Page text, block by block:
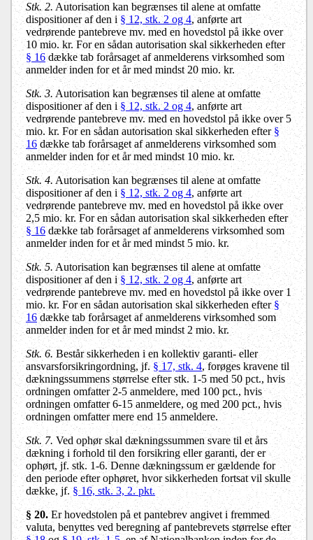
Stk. 2. Autorisation kan begrænses til alene at omfatte
dispositioner af den i§ 12, stk. 2 og 4, anførte art
vedrørende pantebreve mv. med en hovedstol på ikke over
10 mio. kr. For en sådan autorisation skal sikkerheden efter
§ 16dække tab forårsaget af anmelderens virksomhed som
anmelder inden for et år med mindst 20 mio. kr.
Stk. 3.Autorisation kan begrænses til alene at omfatte
dispositioner af den i§ 12, stk. 2 og 4, anførte art
vedrørende pantebreve mv. med en hovedstol på ikke over 5
mio. kr. For en sådan autorisation skal sikkerheden efter §
16 dække tab forårsaget af anmelderens virksomhed som
anmelder inden for et år med mindst 10 mio. kr.
Stk. 4. Autorisation kan begrænses til alene at omfatte
dispositioner af den i§ 12, stk. 2 og 4, anførte art
vedrørende pantebreve mv. med en hovedstol på ikke over
2,5 mio. kr. For en sådan autorisation skal sikkerheden efter
§ 16dække tab forårsaget af anmelderens virksomhed som
anmelder inden for et år med mindst 5 mio. kr.
Stk. 5.Autorisation kan begrænses til alene at omfatte
dispositioner af den i§ 12, stk. 2 og 4, anførte art
vedrørende pantebreve mv. med en hovedstol på ikke over 1
mio. kr. For en sådan autorisation skal sikkerheden efter§
16dække tab forårsaget af anmelderens virksomhed som
anmelder inden for et år med mindst 2 mio. kr.
Stk. 6. Består sikkerheden i en kollektiv garanti- eller
ansvarsforsikringordning, jf. § 17, stk. 4, forøges kravene til
dækningssummens størrelse efter stk. 1-5 med 50 pct., hvis
ordningen omfatter 2-5 anmeldere, med 100 pct., hvis
ordningen omfatter 6-15 anmeldere, og med 200 pct., hvis
ordningen omfatter mere end 15 anmeldere.
Stk. 7. Ved ophør skal dækningssummen svare til et års
dækning i forhold til den forsikring eller garanti, der er
ophørt, jf. stk. 1-6. Denne dækningssum er gældende for
den periode efter ophøret, hvor sikkerheden fortsat vil skulle
dække, jf. § 16, stk. 3, 2. pkt.
§ 20.Er hovedstolen på et pantebrev angivet i fremmed
valuta, benyttes ved beregning af pantebrevets størrelse efter